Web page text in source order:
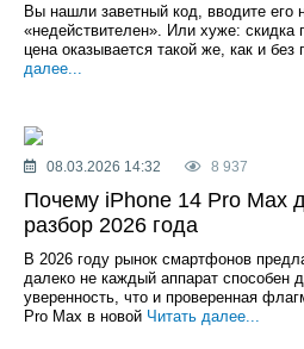
Вы нашли заветный код, вводите его
«недействителен». Или хуже: скидка
цена оказывается такой же, как и
далее...
08.03.2026 14:32 8 937
Почему iPhone 14 Pro Max
разбор 2026 года
В 2026 году рынок смартфонов
далеко не каждый аппарат способен
уверенность, что и проверенная
Pro Max в новой Читать далее...